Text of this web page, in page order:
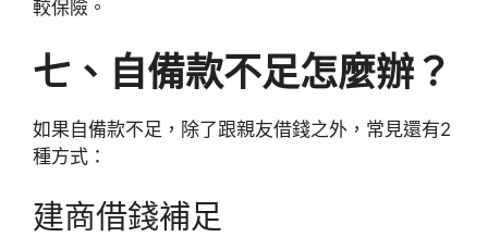
較保險。
七、自備款不足怎麼辦？
如果自備款不足，除了跟親友借錢之外，常見還有2
種方式：
建商借錢補足